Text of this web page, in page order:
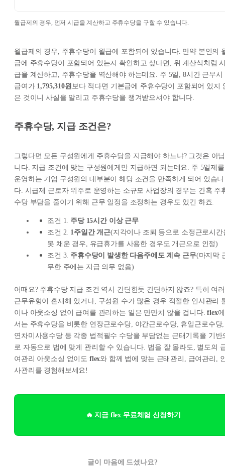
월급제의 경우, 먼저 시급을 계산하고 주휴수당을 구할 수 있습니다.
월급제의 경우, 주휴수당이 월급에 포함되어 있습니다. 만약 본인의
급에 주휴수당이 포함되어 있는지 확인하고 싶다면, 위 계산식처럼
급을 계산하고, 주휴수당을 역산해야 하는데요. 주 5일, 8시간 근무시
급여가 1,795,310원 보다 적다면 기본급에 주휴수당이 포함되어 있지
은 것이니 사실을 알리고 주휴수당을 챙겨받으셔야 합니다.
주휴수당, 지급 조건은?
그렇다면 모든 구성원에게 주휴수당을 지급해야 하느냐? 그것은 아닙
니다. 지급 조건에 맞는 구성원에게만 지급하면 되는데요. 주 5일제를
운영하는 기업 구성원의 대부분이 해당 조건을 만족하게 되어 있습니
다. 시급제 근로자 위주로 운영하는 소규모 사업장의 경우는 간혹 주
수당 부담을 줄이기 위해 근무 일정을 조정하는 경우도 있긴 하죠.
조건 1. 주당 15시간 이상 근무
조건 2. 1주일간 개근(지각이나 조퇴 등으로 소정근로시간
못 채운 경우, 유급휴가를 사용한 경우도 개근으로 인정)
조건 3. 주휴수당이 발생한 다음주에도 계속 근무(마지막
무한 주에는 지급 의무 없음)
어때요? 주휴수당 지급 조건 역시 간단한듯 간단하지 않죠? 특히 여러
근무유형이 혼재해 있거나, 구성원 수가 많은 경우 적절한 인사관리
이나 아웃소싱 없이 급여를 관리하는 일은 만만치 않을 겁니다.flex에
서는 주휴수당을 비롯한 연장근로수당, 야간근로수당, 휴일근로수당,
연차미사용수당 등 각종 법적필수 수당을 부담없는 근태기록을 기반
로 자동으로 법에 맞게 관리할 수 있습니다. 법을 잘 몰라도, 별도의
여관리 아웃소싱 없이도 flex와 함께 법에 맞는 근태관리, 급여관리,
사관리를 경험해보세요!
🔥 지금 flex 무료체험 신청하기
글이 마음에 드셨나요?